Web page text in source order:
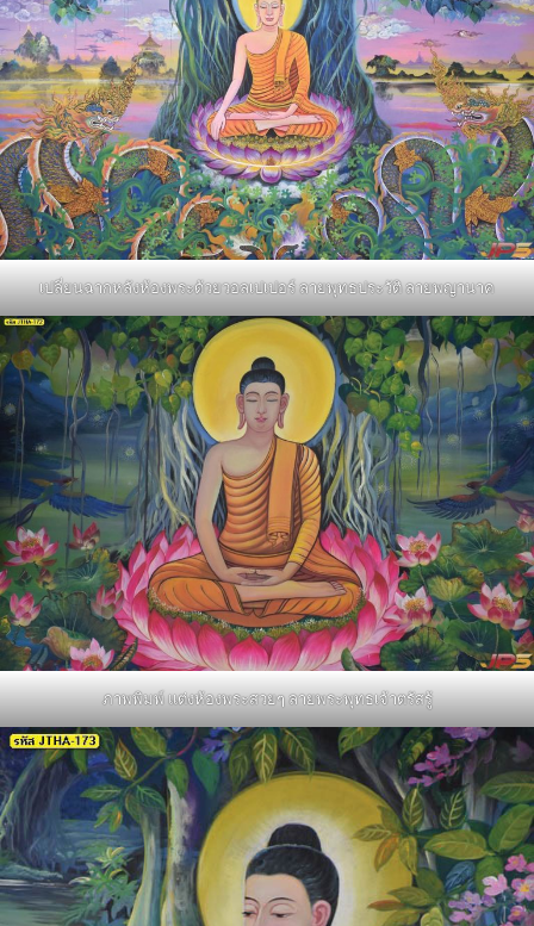
เปลี่ยนฉากหลังห้องพระด้วยวอลเปเปอร์ ลายพุทธประวัติ ลายพญานาค
ภาพพิมพ์ แต่งห้องพระสวยๆ ลายพระพุทธเจ้าตรัสรู้